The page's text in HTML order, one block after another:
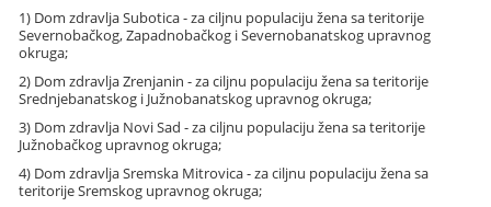
1) Dom zdravlja Subotica - za ciljnu populaciju žena sa teritorije
Severnobačkog, Zapadnobačkog i Severnobanatskog upravnog
okruga;
2) Dom zdravlja Zrenjanin - za ciljnu populaciju žena sa teritorije
Srednjebanatskog i Južnobanatskog upravnog okruga;
3) Dom zdravlja Novi Sad - za ciljnu populaciju žena sa teritorije
Južnobačkog upravnog okruga;
4) Dom zdravlja Sremska Mitrovica - za ciljnu populaciju žena sa
teritorije Sremskog upravnog okruga;